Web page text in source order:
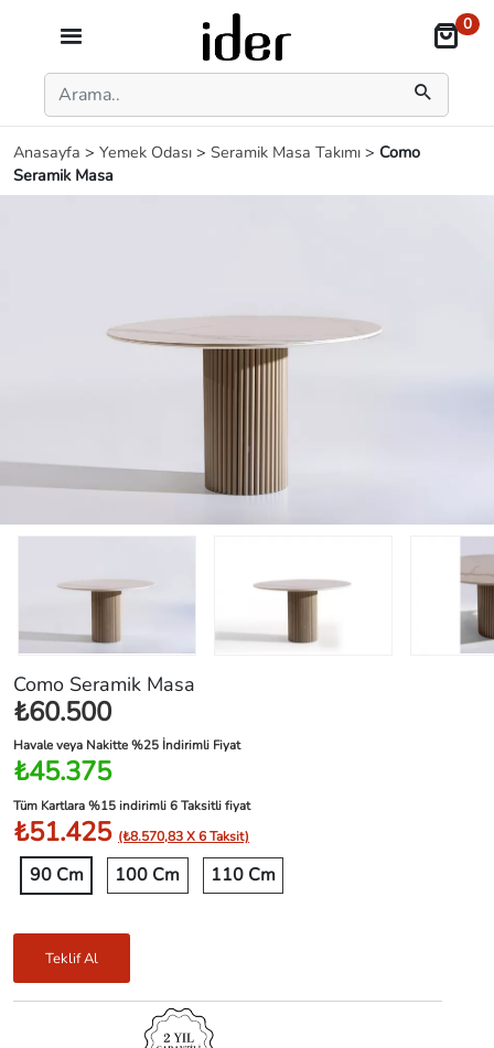
0
Anasayfa > Yemek Odası > Seramik Masa Takımı > Como
Seramik Masa
Como Seramik Masa
₺60.500
Havale veya Nakitte %25 İndirimli Fiyat
₺45.375
Tüm Kartlara %15 indirimli 6 Taksitli fiyat
₺51.425 (₺8.570,83 X 6 Taksit)
90 Cm 100 Cm 110 Cm
Teklif Al